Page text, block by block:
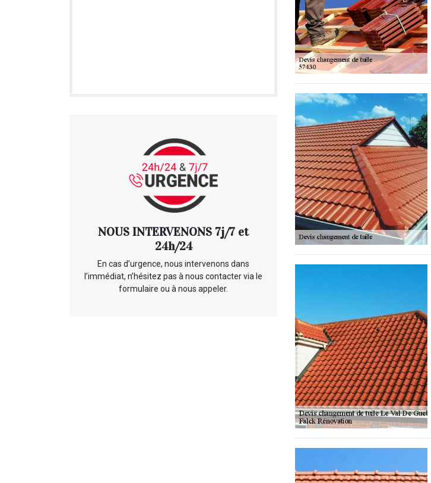
NOUS INTERVENONS 7j/7 et
24h/24
En cas d’urgence, nous intervenons dans
l’immédiat, n’hésitez pas à nous contacter via le
formulaire ou à nous appeler.